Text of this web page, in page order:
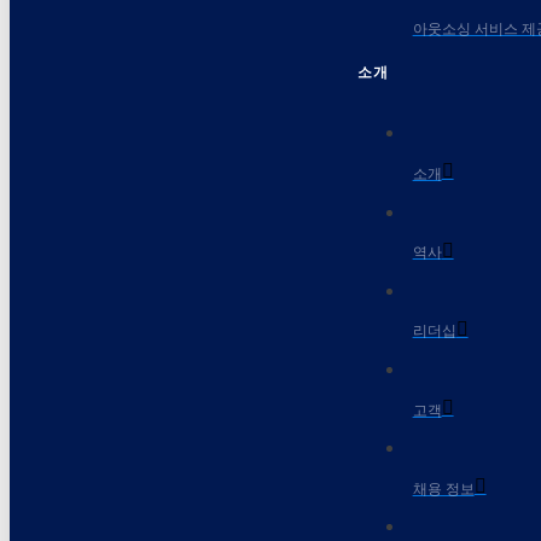
아웃소싱 서비스 제
소개
소개
역사
리더십
고객
채용 정보